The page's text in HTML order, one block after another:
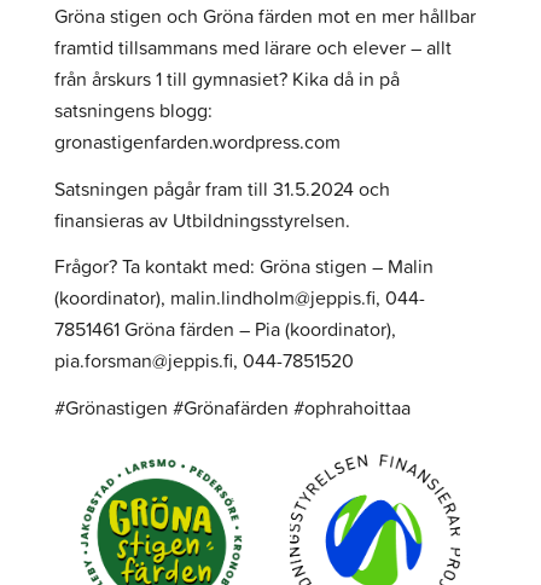
Gröna stigen och Gröna färden mot en mer hållbar
framtid tillsammans med lärare och elever – allt
från årskurs 1 till gymnasiet? Kika då in på
satsningens blogg:
gronastigenfarden.wordpress.com
Satsningen pågår fram till 31.5.2024 och
finansieras av Utbildningsstyrelsen.
Frågor? Ta kontakt med: Gröna stigen – Malin
(koordinator), malin.lindholm@jeppis.fi, 044-
7851461 Gröna färden – Pia (koordinator),
pia.forsman@jeppis.fi, 044-7851520
#Grönastigen #Grönafärden #ophrahoittaa